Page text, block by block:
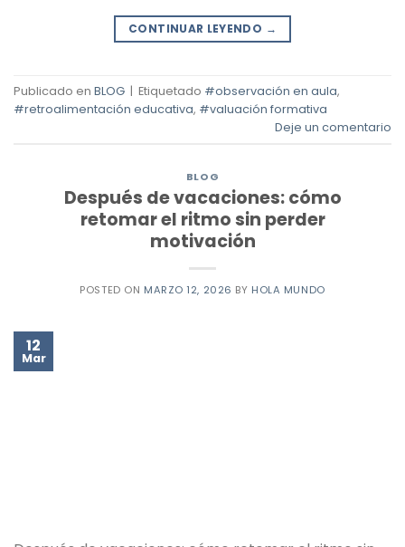
CONTINUAR LEYENDO →
Publicado en BLOG | Etiquetado #observación en aula,
#retroalimentación educativa, #valuación formativa
Deje un comentario
BLOG
Después de vacaciones: cómo
retomar el ritmo sin perder
motivación
POSTED ON MARZO 12, 2026 BY HOLA MUNDO
12
Mar